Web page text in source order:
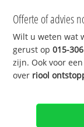
Offerte of advies
Wilt u weten wat
gerust op015-
zijn. Ook voor
over riool